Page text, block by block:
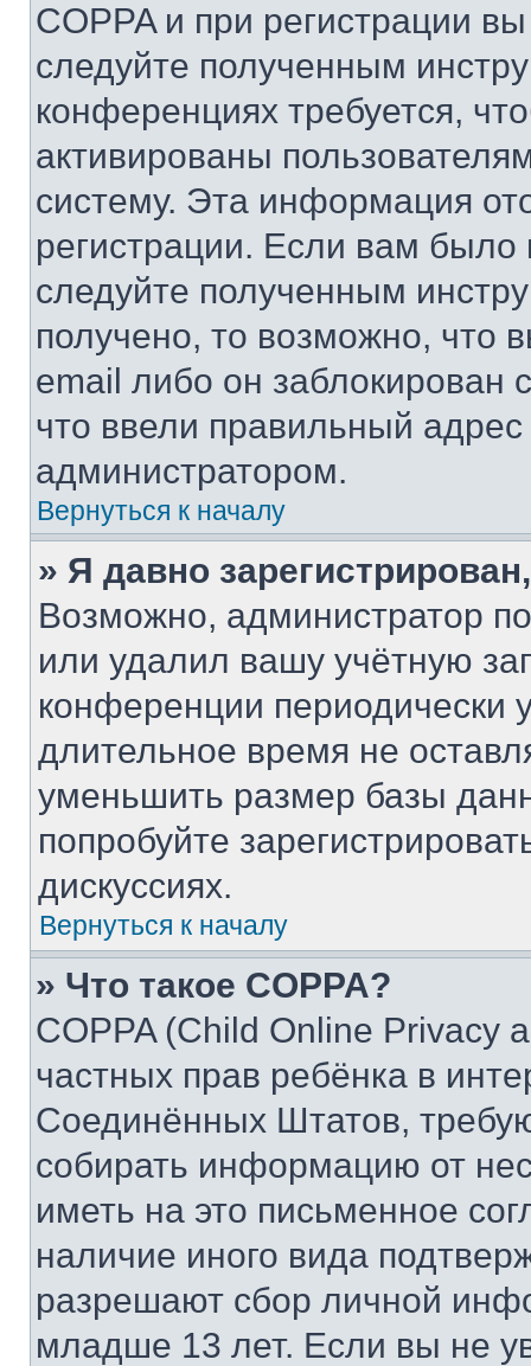
COPPA и при регистрации
следуйте полученным
конференциях требуется,
активированы
систему. Эта информация
регистрации. Если вам
следуйте полученным
получено, то возможно, что
email либо он
что ввели правильный адрес
администратором.
Вернуться к началу
» Я давно
Возможно, администратор
или удалил вашу учётную
конференции периодически
длительное время не
уменьшить размер базы
попробуйте
дискуссиях.
Вернуться к началу
» Что такое COPPA?
COPPA (Child Online Privacy
частных прав ребёнка в
Соединённых Штатов,
собирать информацию от
иметь на это письменное
наличие иного вида
разрешают сбор личной
младше 13 лет. Если вы не